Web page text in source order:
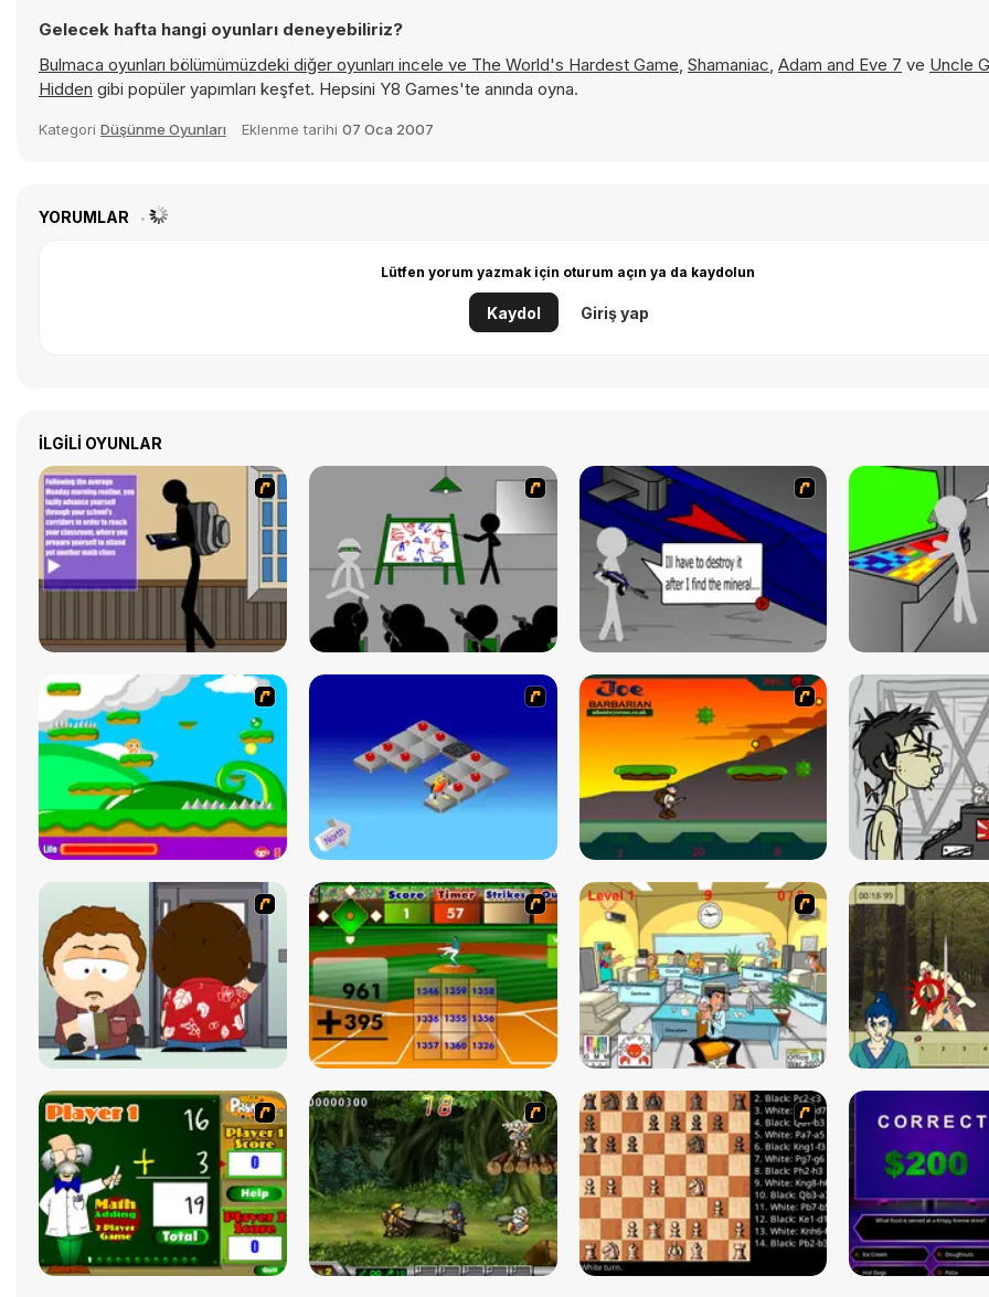
Gelecek hafta hangi oyunları deneyebiliriz?
Bulmaca oyunları bölümümüzdeki diğer oyunları incele ve The World's Hardest Game, Shamaniac, Adam and Eve 7 ve Uncle
Hidden gibi popüler yapımları keşfet. Hepsini Y8 Games'te anında oyna.
Kategori Düşünme Oyunları Eklenme tarihi 07 Oca 2007
YORUMLAR
Lütfen yorum yazmak için oturum açın ya da kaydolun
Kaydol Giriş yap
İLGILI OYUNLAR